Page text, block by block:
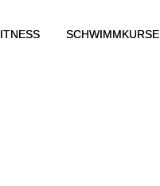
SCHWIMMKURSE